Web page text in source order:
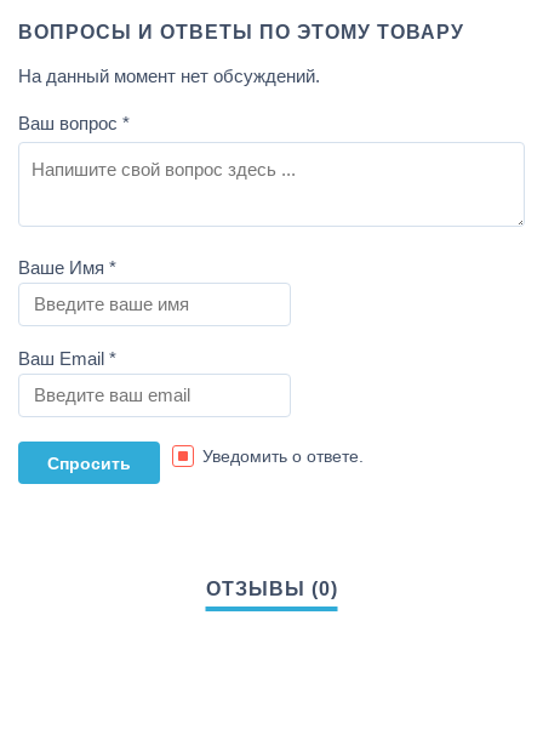
ВОПРОСЫ И ОТВЕТЫ ПО ЭТОМУ ТОВАРУ
На данный момент нет обсуждений.
Ваш вопрос *
Ваше Имя *
Ваш Email *
Уведомить о ответе.